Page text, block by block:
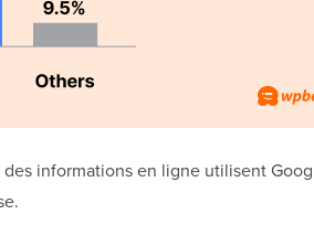
informations en ligne utilisent